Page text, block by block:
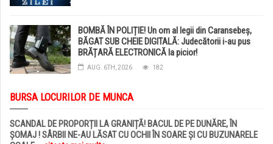
BOMBĂ ÎN POLIȚIE! Un om al legii din Caransebeș,
BĂGAT SUB CHEIE DIGITALĂ: Judecătorii i-au pus
BRĂȚARĂ ELECTRONICĂ la picior!
AUG. 6TH, 2026 182
BURSA LOCURILOR DE MUNCA
SCANDAL DE PROPORȚII LA GRANIȚĂ! BACUL DE PE DUNĂRE, ÎN
ȘOMAJ ! SÂRBII NE-AU LĂSAT CU OCHII ÎN SOARE ȘI CU BUZUNARELE